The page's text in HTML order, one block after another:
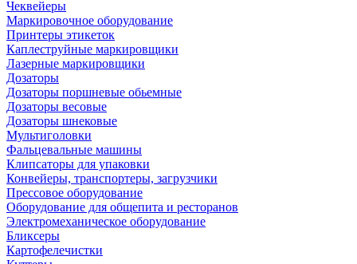
Чеквейеры
Маркировочное оборудование
Принтеры этикеток
Каплеструйные маркировщики
Лазерные маркировщики
Дозаторы
Дозаторы поршневые обьемные
Дозаторы весовые
Дозаторы шнековые
Мультиголовки
Фальцевальные машины
Клипсаторы для упаковки
Конвейеры, транспортеры, загрузчики
Прессовое оборудование
Оборудование для общепита и ресторанов
Электромеханическое оборудование
Бликсеры
Картофелечистки